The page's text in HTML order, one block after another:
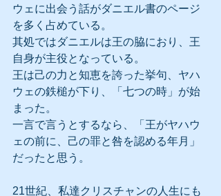
ウェに出会う話がダニエル書のページ
を多く占めている。
其処ではダニエルは王の脇におり、王
自身が主役となっている。
王は己の力と知恵を誇った挙句、ヤハ
ウェの鉄槌が下り、「七つの時」が始
まった。
一言で言うとするなら、「王がヤハウ
ェの前に、己の罪と咎を認める年月」
だったと思う。
21世紀、私達クリスチャンの人生にも